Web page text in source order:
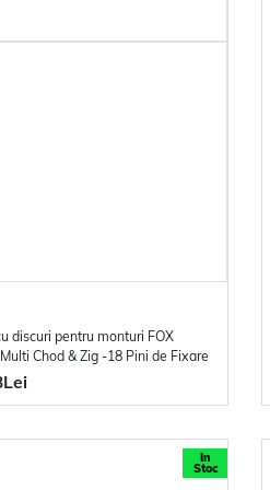
discuri pentru monturi FOX
Chod & Zig -18 Pini de Fixare
In
Stoc